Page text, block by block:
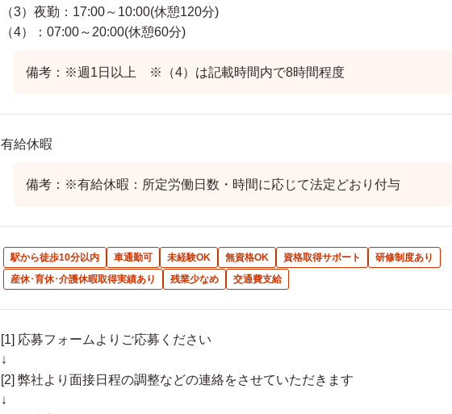
（3）夜勤：17:00～10:00(休憩120分)
（4）：07:00～20:00(休憩60分)
備考：※週1日以上 ※（4）は記載時間内で8時間程度
有給休暇
備考：※有給休暇：所定労働日数・時間に応じて法定どおり付与
駅から徒歩10分以内 車通勤可 未経験OK 無資格OK 資格取得サポート
研修制度あり
産休･育休･介護休暇取得実績あり
残業少なめ 交通費支給
[1] 応募フォームよりご応募ください
↓
[2] 弊社より面接日程の調整などの連絡をさせていただきます
↓